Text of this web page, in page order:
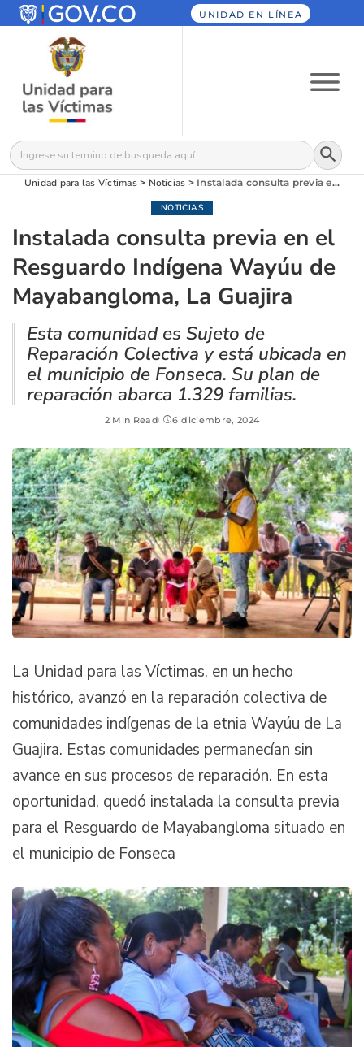
UNIDAD EN LÍNEA
Buscar: Botón
Unidad para las Víctimas> Noticias > Instalada consulta previa en el Resguardo Indígena Wayúu de Mayabangloma, La Guajira
NOTICIAS
Instalada consulta previa en el
Resguardo Indígena Wayúu de
Mayabangloma, La Guajira
Esta comunidad es Sujeto de
Reparación Colectiva y está ubicada en
el municipio de Fonseca. Su plan de
reparación abarca 1.329 familias.
2 Min Read 6 diciembre, 2024
La Unidad para las Víctimas, en un hecho
histórico, avanzó en la reparación colectiva de
comunidades indígenas de la etnia Wayúu de La
Guajira. Estas comunidades permanecían sin
avance en sus procesos de reparación. En esta
oportunidad, quedó instalada la consulta previa
para el Resguardo de Mayabangloma situado en
el municipio de Fonseca